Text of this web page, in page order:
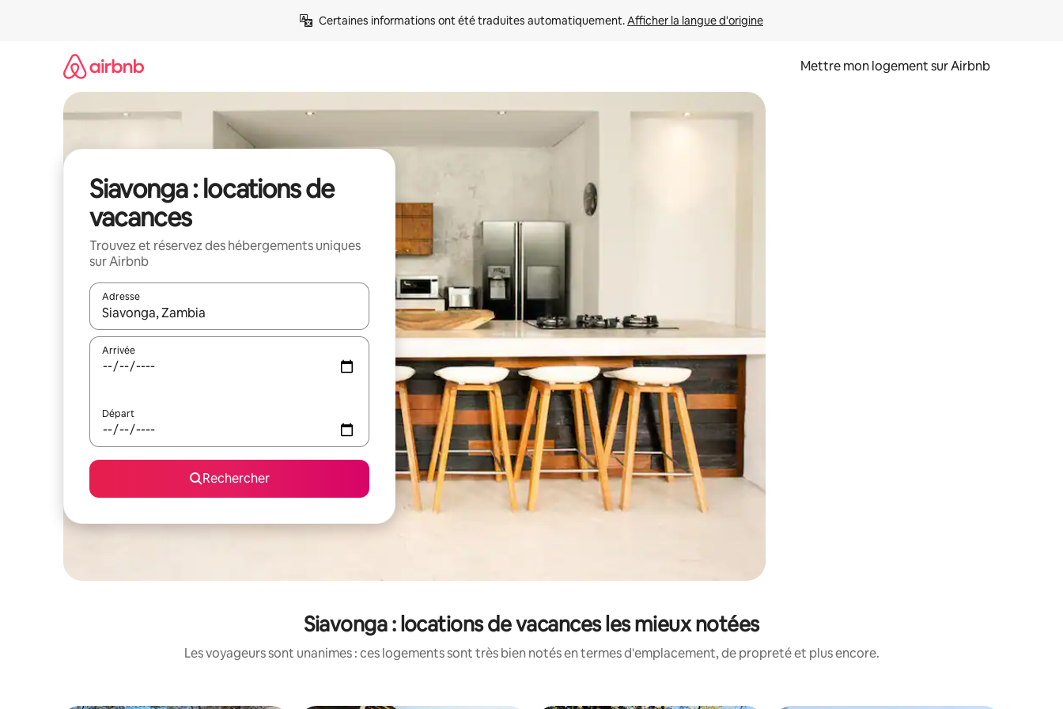
Certaines informations ont été traduites automatiquement. Afficher la langue d'origine
Mettre mon logement sur Airbnb
Siavonga : locations de
vacances
Trouvez et réservez des hébergements uniques
sur Airbnb
Adresse
Lorsque les résultats s'affichent, utilisez les flèches vers le haut et vers le bas pour les parcourir ou en appuyant et en faisant glisser.
Arrivée
Départ
Rechercher
Siavonga : locations de vacances les mieux notées
Les voyageurs sont unanimes : ces logements sont très bien notés en termes d'emplacement, de propreté et plus encore.